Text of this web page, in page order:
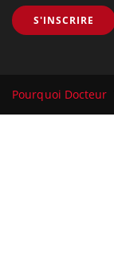
S'INSCRIRE
Pourquoi Docteur